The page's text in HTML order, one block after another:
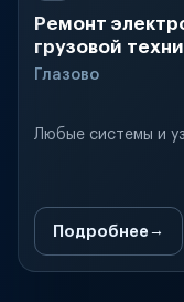
Ремонт
грузовой
Глазово
Любые системы и
Подробнее